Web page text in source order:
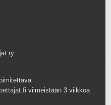
ry
viimeistään 3 viikkoa